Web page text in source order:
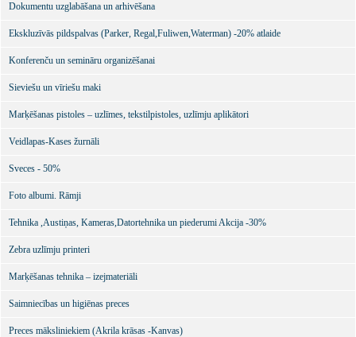
Dokumentu uzglabāšana un arhivēšana
Ekskluzīvās pildspalvas (Parker, Regal,Fuliwen,Waterman) -20% atlaide
Konferenču un semināru organizēšanai
Sieviešu un vīriešu maki
Marķēšanas pistoles – uzlīmes, tekstilpistoles, uzlīmju aplikātori
Veidlapas-Kases žurnāli
Sveces - 50%
Foto albumi. Rāmji
Tehnika ,Austiņas, Kameras,Datortehnika un piederumi Akcija -30%
Zebra uzlīmju printeri
Marķēšanas tehnika – izejmateriāli
Saimniecības un higiēnas preces
Preces māksliniekiem (Akrila krāsas -Kanvas)